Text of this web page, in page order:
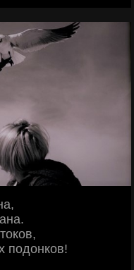
подонков!